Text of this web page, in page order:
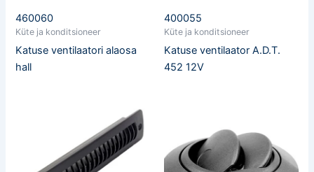
460060
Küte ja konditsioneer
Katuse ventilaatori alaosa
hall
400055
Küte ja konditsioneer
Katuse ventilaator A.D.T.
452 12V